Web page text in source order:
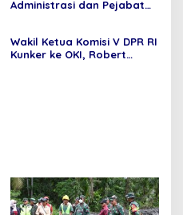
Administrasi dan Pejabat
Wakil Ketua Komisi V DPR RI
Kunker ke OKI, Robert